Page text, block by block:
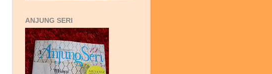
ANJUNG SERI